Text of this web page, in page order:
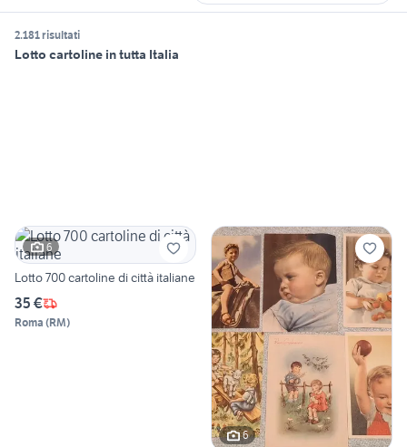
2.181 risultati
Lotto cartoline in tutta Italia
6
Lotto 700 cartoline di città italiane
35 €
Roma (RM)
6